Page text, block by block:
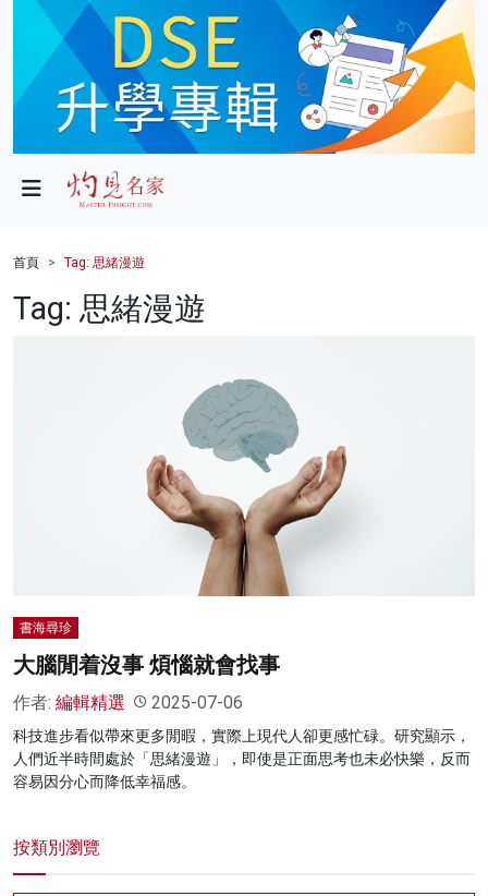
政局
財經
首頁 Tag: 思緒漫遊
Tag: 思緒漫遊
書海尋珍
大腦閒着沒事 煩惱就會找事
作者: 編輯精選 2025-07-06
科技進步看似帶來更多閒暇，實際上現代人卻更感忙碌。研究顯示，
人們近半時間處於「思緒漫遊」，即使是正面思考也未必快樂，反而
容易因分心而降低幸福感。
按類別瀏覽